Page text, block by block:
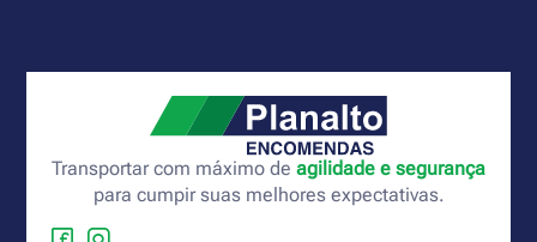
Transportar com máximo de agilidade e segurança
para cumpir suas melhores expectativas.